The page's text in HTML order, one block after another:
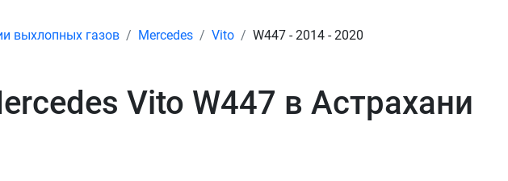
выхлопных газов Mercedes Vito W447 - 2014 - 2020
Vito W447 в Астрахани